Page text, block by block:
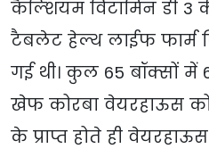
कैल्शियम विटामिन डी 3
टैबलेट हेल्थ लाईफ फार्म
गई थी। कुल 65 बॉक्सों में
खेफ कोरबा वेयरहाऊस को
के प्राप्त होते ही वेयरहाऊस